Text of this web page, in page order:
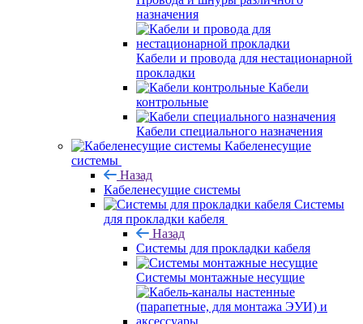
назначения
Кабели и провода для нестационарной
прокладки
Кабели
контрольные
Кабели специального назначения
Кабеленесущие
системы
Назад
Кабеленесущие системы
Системы
для прокладки кабеля
Назад
Системы для прокладки кабеля
Системы монтажные несущие